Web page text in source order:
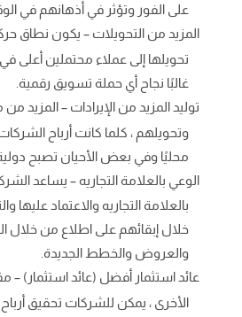
على الفور وتؤثر في أذهانهم في
المزيد من التحويلات – يكون نطاق
تحويلها إلى عملاء محتملين أعلى
غالبًا نجاح أي حملة تسويق رقمية.
توليد المزيد من الإيرادات – المزيد
وتحويلهم ، كلما كانت أرباح
محليًا وفي بعض الأحيان تصبح دولية
الوعي بالعلامة التجاريه – يساعد
بالعلامة التجاريه والاعتماد عليها
خلال إبقائهم على اطلاع من خلال
والعروض والخطط الجديدة.
عائد استثمار أفضل (عائد استثمار) –
الأخرى ، يمكن للشركات تحقيق أرباح